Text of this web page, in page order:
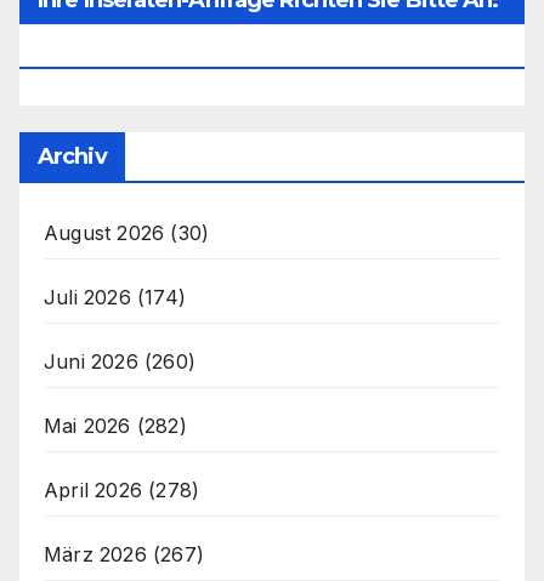
Archiv
August 2026 (30)
Juli 2026 (174)
Juni 2026 (260)
Mai 2026 (282)
April 2026 (278)
März 2026 (267)